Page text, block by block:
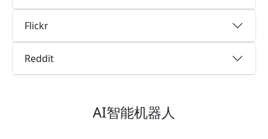
Flickr
Reddit
AI智能机器人